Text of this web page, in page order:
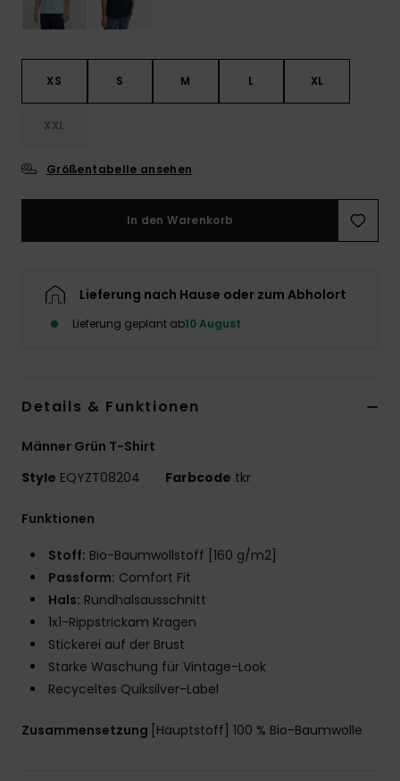
XS S M L XL
XXL
Größentabelle ansehen
In den Warenkorb
Lieferung nach Hause oder zum Abholort
Lieferung geplant ab10 August
Details & Funktionen
Männer Grün T-Shirt
Style EQYZT08204 Farbcode tkr
Funktionen
Stoff: Bio-Baumwollstoff [160 g/m2]
Passform: Comfort Fit
Hals: Rundhalsausschnitt
1x1-Rippstrickam Kragen
Stickerei auf der Brust
Starke Waschung für Vintage-Look
Recyceltes Quiksilver-Label
Zusammensetzung [Hauptstoff] 100 % Bio-Baumwolle